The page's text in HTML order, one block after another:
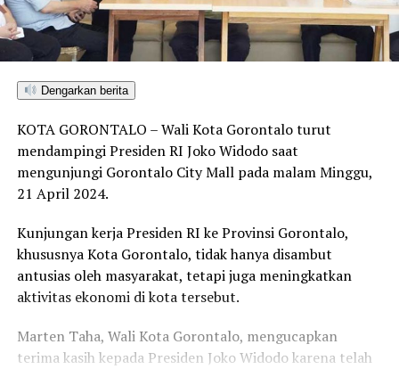
Dengarkan berita
KOTA GORONTALO – Wali Kota Gorontalo turut
mendampingi Presiden RI Joko Widodo saat
mengunjungi Gorontalo City Mall pada malam Minggu,
21 April 2024.
Kunjungan kerja Presiden RI ke Provinsi Gorontalo,
khususnya Kota Gorontalo, tidak hanya disambut
antusias oleh masyarakat, tetapi juga meningkatkan
aktivitas ekonomi di kota tersebut.
Marten Taha, Wali Kota Gorontalo, mengucapkan
terima kasih kepada Presiden Joko Widodo karena telah